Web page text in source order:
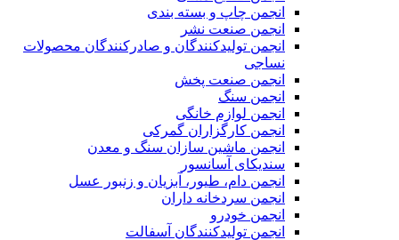
انجمن چاپ و بسته بندی
انجمن صنعت نشر
انجمن تولیدکنندگان و صادرکنندگان محصولات
نساجی
انجمن صنعت پخش
انجمن سنگ
انجمن لوازم خانگی
انجمن کارگزاران گمرکی
انجمن ماشین سازان سنگ و معدن
سندیکای آسانسور
انجمن دام، طیور، آبزیان و زنبور عسل
انجمن سردخانه داران
انجمن خودرو
انجمن تولیدکنندگان آسفالت